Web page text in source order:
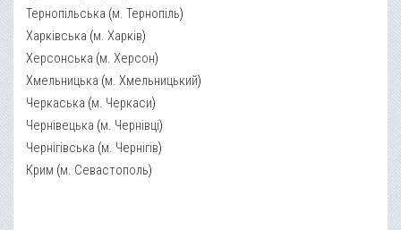
Тернопільська (м. Тернопіль)
Харківська (м. Харків)
Херсонська (м. Херсон)
Хмельницька (м. Хмельницький)
Черкаська (м. Черкаси)
Чернівецька (м. Чернівці)
Чернігівська (м. Чернігів)
Крим (м. Севастополь)